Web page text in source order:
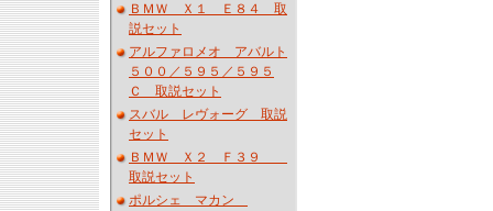
ＢＭＷ Ｘ１ Ｅ８４ 取
説セット
アルファロメオ アバルト
５００／５９５／５９５
Ｃ 取説セット
スバル レヴォーグ 取説
セット
ＢＭＷ Ｘ２ Ｆ３９
取説セット
ポルシェ マカン